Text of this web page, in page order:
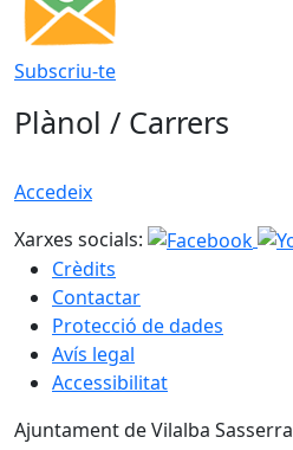
Subscriu-te
Plànol / Carrers
Accedeix
Xarxes socials:
Crèdits
Contactar
Protecció de dades
Avís legal
Accessibilitat
Ajuntament de Vilalba Sasserra